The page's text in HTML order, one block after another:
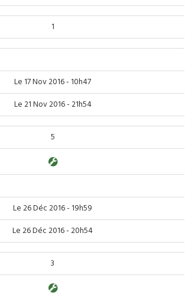
1
Le 17 Nov 2016 - 10h47
Le 21 Nov 2016 - 21h54
5
Le 26 Déc 2016 - 19h59
Le 26 Déc 2016 - 20h54
3